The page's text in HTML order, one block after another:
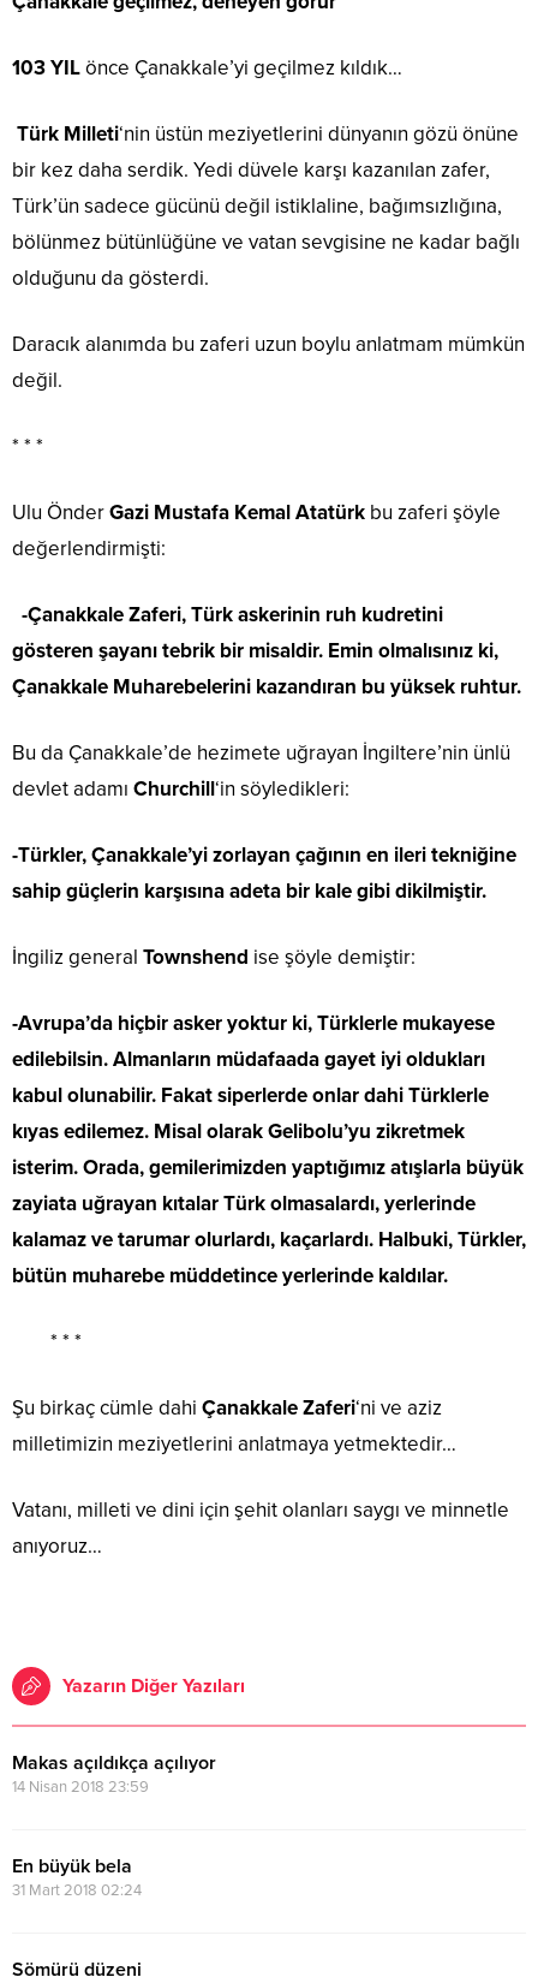
103 YILönce Çanakkale’yi geçilmez kıldık…
Türk Milleti‘nin üstün meziyetlerini dünyanın gözü önüne
bir kez daha serdik. Yedi düvele karşı kazanılan zafer,
Türk’ün sadece gücünü değil istiklaline, bağımsızlığına,
bölünmez bütünlüğüne ve vatan sevgisine ne kadar bağlı
olduğunu da gösterdi.
Daracık alanımda bu zaferi uzun boylu anlatmam mümkün
değil.
* * *
Ulu ÖnderGazi Mustafa Kemal Atatürk bu zaferi şöyle
değerlendirmişti:
-Çanakkale Zaferi, Türk askerinin ruh kudretini
gösteren şayanı tebrik bir misaldir. Emin olmalısınız ki,
Çanakkale Muharebelerini kazandıran bu yüksek ruhtur.
Bu da Çanakkale’de hezimete uğrayan İngiltere’nin ünlü
devlet adamı Churchill‘in söyledikleri:
-Türkler, Çanakkale’yi zorlayan çağının en ileri tekniğine
sahip güçlerin karşısına adeta bir kale gibi dikilmiştir.
İngiliz general Townshend ise şöyle demiştir:
-Avrupa’da hiçbir asker yoktur ki, Türklerle mukayese
edilebilsin. Almanların müdafaada gayet iyi oldukları
kabul olunabilir. Fakat siperlerde onlar dahi Türklerle
kıyas edilemez. Misal olarak Gelibolu’yu zikretmek
isterim. Orada, gemilerimizden yaptığımız atışlarla büyük
zayiata uğrayan kıtalar Türk olmasalardı, yerlerinde
kalamaz ve tarumar olurlardı, kaçarlardı. Halbuki, Türkler,
bütün muharebe müddetince yerlerinde kaldılar.
* * *
Şu birkaç cümle dahi Çanakkale Zaferi‘ni ve aziz
milletimizin meziyetlerini anlatmaya yetmektedir…
Vatanı, milleti ve dini için şehit olanları saygı ve minnetle
anıyoruz…
Yazarın Diğer Yazıları
Makas açıldıkça açılıyor
14 Nisan 2018 23:59
En büyük bela
31 Mart 2018 02:24
Sömürü düzeni